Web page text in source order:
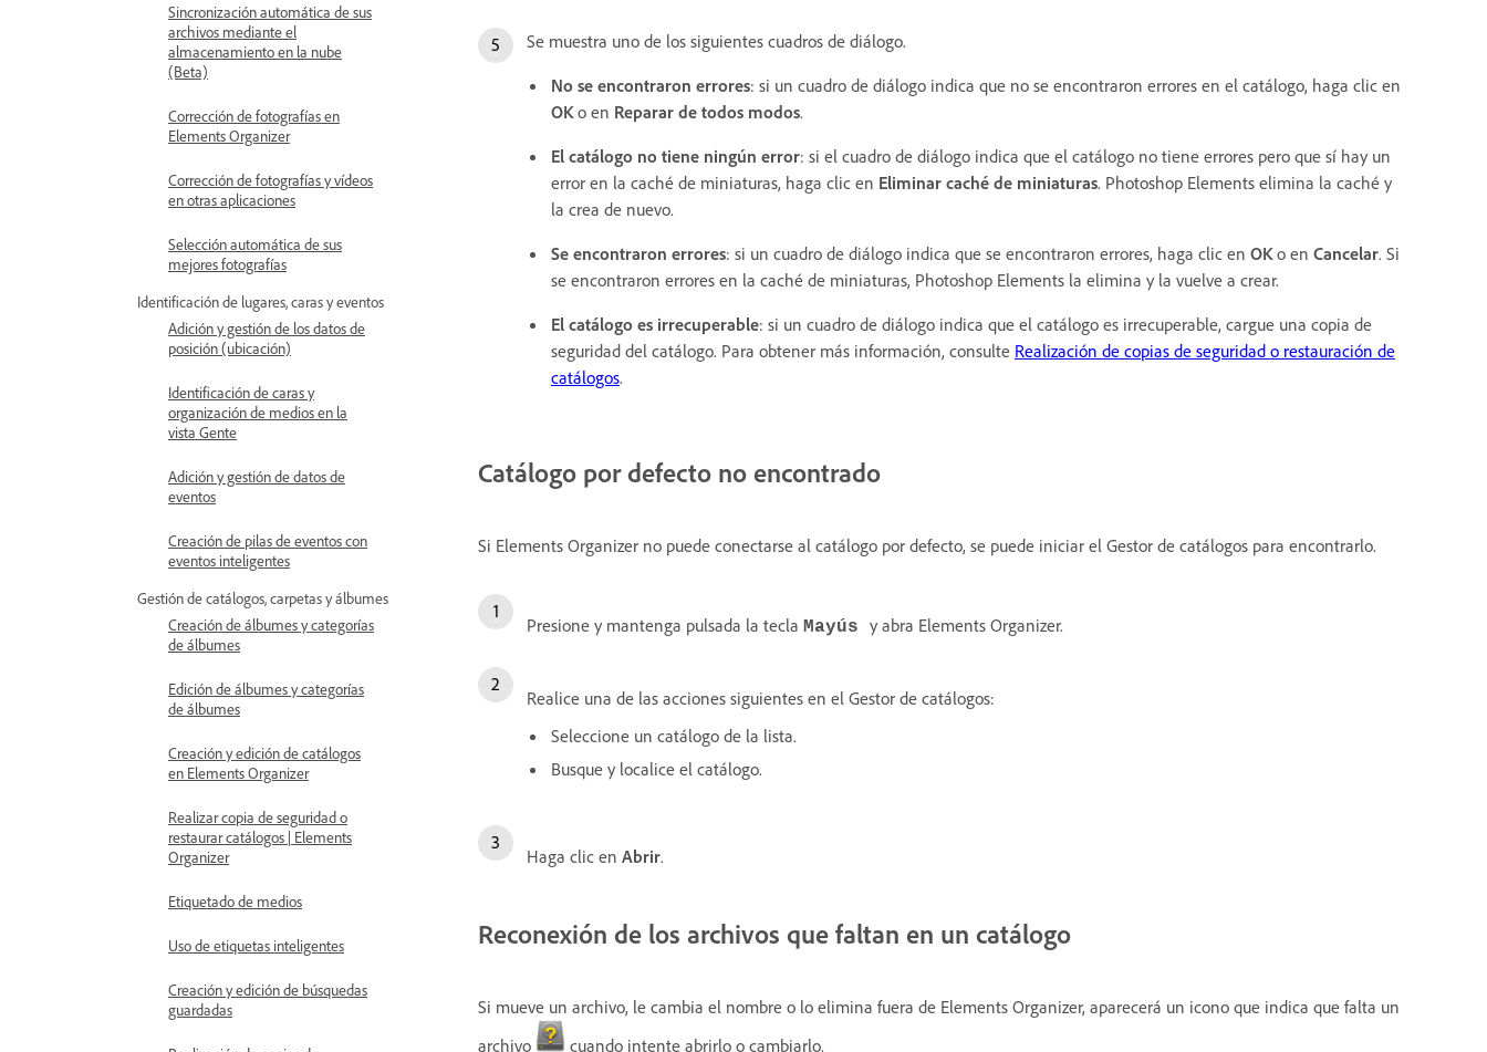
Sincronización automática de sus
archivos mediante el
almacenamiento en la nube
(Beta)
Corrección de fotografías en
Elements Organizer
Corrección de fotografías y vídeos
en otras aplicaciones
Selección automática de sus
mejores fotografías
Identificación de lugares, caras y eventos
Adición y gestión de los datos de
posición (ubicación)
Identificación de caras y
organización de medios en la
vista Gente
Adición y gestión de datos de
eventos
Creación de pilas de eventos con
eventos inteligentes
Gestión de catálogos, carpetas y álbumes
Creación de álbumes y categorías
de álbumes
Edición de álbumes y categorías
de álbumes
Creación y edición de catálogos
en Elements Organizer
Realizar copia de seguridad o
restaurar catálogos | Elements
Organizer
Etiquetado de medios
Uso de etiquetas inteligentes
Creación y edición de búsquedas
guardadas
Se muestra uno de los siguientes cuadros de diálogo.
No se encontraron errores: si un cuadro de diálogo indica que no se encontraron errores en el catálogo, haga clic en
OK o en Reparar de todos modos.
El catálogo no tiene ningún error: si el cuadro de diálogo indica que el catálogo no tiene errores pero que sí hay un
error en la caché de miniaturas, haga clic en Eliminar caché de miniaturas. Photoshop Elements elimina la caché y
la crea de nuevo.
Se encontraron errores: si un cuadro de diálogo indica que se encontraron errores, haga clic en OK o en Cancelar. Si
se encontraron errores en la caché de miniaturas, Photoshop Elements la elimina y la vuelve a crear.
El catálogo es irrecuperable: si un cuadro de diálogo indica que el catálogo es irrecuperable, cargue una copia de
seguridad del catálogo. Para obtener más información, consulte Realización de copias de seguridad o restauración de
catálogos.
Catálogo por defecto no encontrado
Si Elements Organizer no puede conectarse al catálogo por defecto, se puede iniciar el Gestor de catálogos para encontrarlo.
Presione y mantenga pulsada la tecla Mayús y abra Elements Organizer.
Realice una de las acciones siguientes en el Gestor de catálogos:
Seleccione un catálogo de la lista.
Busque y localice el catálogo.
Haga clic en Abrir.
Reconexión de los archivos que faltan en un catálogo
Si mueve un archivo, le cambia el nombre o lo elimina fuera de Elements Organizer, aparecerá un icono que indica que falta un
archivo
cuando intente abrirlo o cambiarlo.